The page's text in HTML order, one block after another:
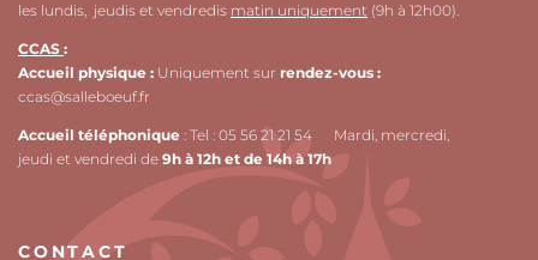
les lundis, jeudis et vendredis matin uniquement (9h à 12h00).
CCAS :
Accueil physique : Uniquement sur rendez-vous :
ccas@salleboeuf.fr
Accueil téléphonique : Tel : 05 56 21 21 54 Mardi, mercredi,
jeudi et vendredi de 9h à 12h et de 14h à 17h
CONTACT